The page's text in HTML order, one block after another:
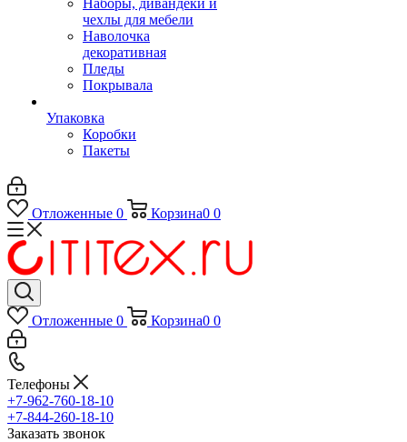
Наборы, дивандеки и
чехлы для мебели
Наволочка
декоративная
Пледы
Покрывала
Упаковка
Коробки
Пакеты
Отложенные 0 Корзина0 0
Отложенные 0 Корзина0 0
Телефоны
+7-962-760-18-10
+7-844-260-18-10
Заказать звонок